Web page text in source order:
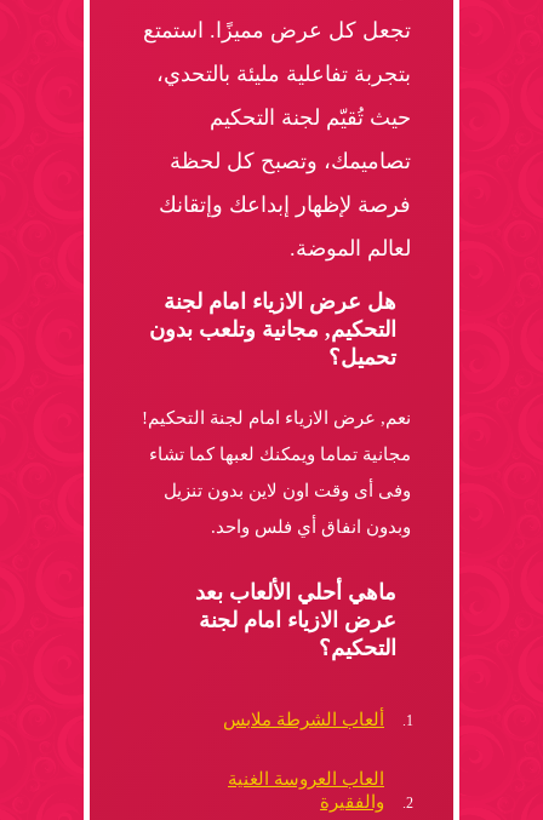
تجعل كل عرض مميزًا. استمتع
بتجربة تفاعلية مليئة بالتحدي،
حيث تُقيّم لجنة التحكيم
تصاميمك، وتصبح كل لحظة
فرصة لإظهار إبداعك وإتقانك
لعالم الموضة.
هل عرض الازياء امام لجنة
التحكيم, مجانية وتلعب بدون
تحميل؟
نعم, عرض الازياء امام لجنة التحكيم!
مجانية تماما ويمكنك لعبها كما تشاء
وفى أى وقت اون لاين بدون تنزيل
وبدون انفاق أي فلس واحد.
ماهي أحلي الألعاب بعد
عرض الازياء امام لجنة
التحكيم؟
ألعاب الشرطة ملابس
العاب العروسة الغنية
والفقيرة